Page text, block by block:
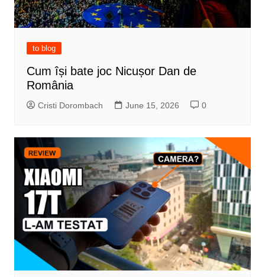
to blog
Cum își bate joc Nicușor Dan de
România
Cristi Dorombach June 15, 2026 0